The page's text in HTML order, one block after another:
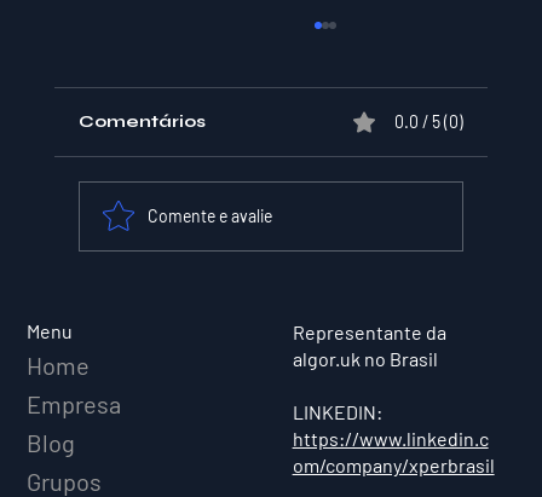
Comentários 0.0 / 5 (0)
Comente e avalie
Menu
Home
Empresa
Blog
Grupos
Representante da
algor.uk no Brasil
LINKEDIN:
https://www.linkedin.c
om/company/xperbrasil